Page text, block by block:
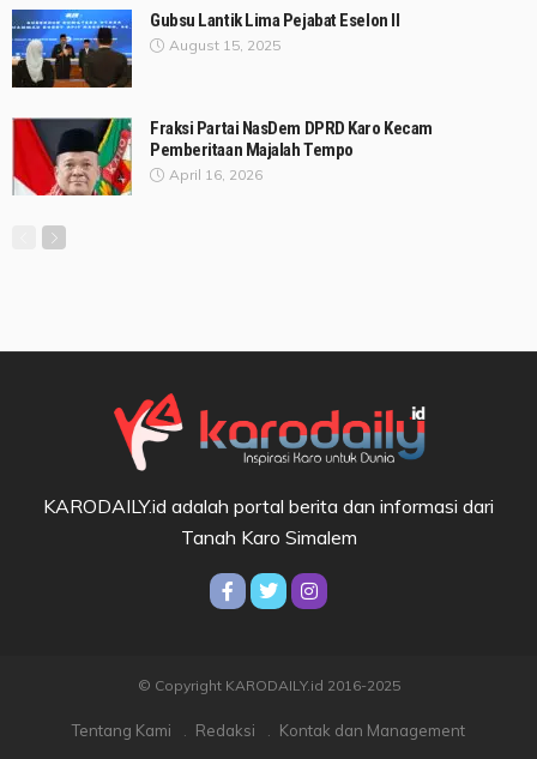
Gubsu Lantik Lima Pejabat Eselon II
August 15, 2025
Fraksi Partai NasDem DPRD Karo Kecam
Pemberitaan Majalah Tempo
April 16, 2026
KARODAILY.id adalah portal berita dan informasi dari
Tanah Karo Simalem
© Copyright KARODAILY.id 2016-2025
Tentang Kami Redaksi
Kontak dan Management